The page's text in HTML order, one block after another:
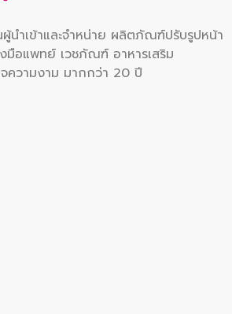
นำเข้าและจำหน่าย ผลิตภัณฑ์ปรับรูปหน้า
มือแพทย์ เวชภัณฑ์ อาหารเสริม
ความงาม มากกว่า 20 ปี